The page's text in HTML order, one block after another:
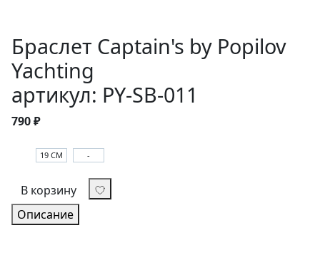
Браслет Captain's by Popilov
Yachting
артикул: PY-SB-011
790 ₽
19 СМ -
В корзину
Описание